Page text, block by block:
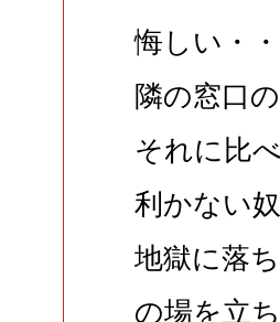
悔しい・
隣の窓口
それに比
利かない
地獄に落
の場を立